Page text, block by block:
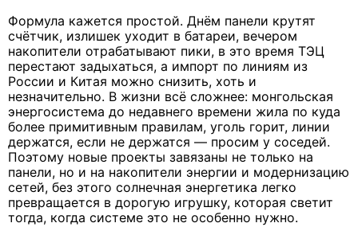
Формула кажется простой. Днём панели крутят
счётчик, излишек уходит в батареи, вечером
накопители отрабатывают пики, в это время ТЭЦ
перестают задыхаться, а импорт по линиям из
России и Китая можно снизить, хоть и
незначительно. В жизни всё сложнее: монгольская
энергосистема до недавнего времени жила по куда
более примитивным правилам, уголь горит, линии
держатся, если не держатся — просим у соседей.
Поэтому новые проекты завязаны не только на
панели, но и на накопители энергии и модернизацию
сетей, без этого солнечная энергетика легко
превращается в дорогую игрушку, которая светит
тогда, когда системе это не особенно нужно.